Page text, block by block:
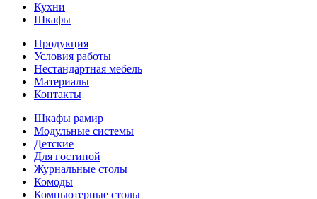
Кухни
Шкафы
Продукция
Условия работы
Нестандартная мебель
Материалы
Контакты
Шкафы рамир
Модульные системы
Детские
Для гостиной
Журнальные столы
Комоды
Компьютерные столы